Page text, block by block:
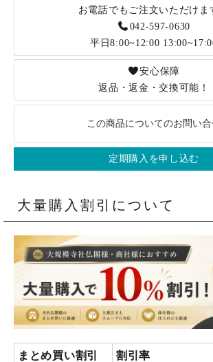
お電話でもご注文いただけま
042-597-0630
平日8:00~12:00
安心保障
返品・返金・交換可能！
この商品についてのお問い
定期購入を申し込む
大量購入割引について
まとめ買い割引 割引率